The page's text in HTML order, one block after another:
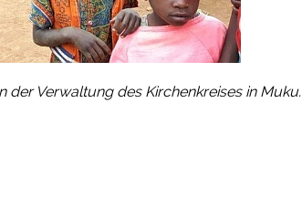
der Verwaltung des Kirchenkreises in Muku.